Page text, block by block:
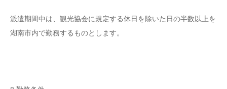
派遣期間中は、観光協会に規定する休日を除いた日の半数以上を
湖南市内で勤務するものとします。